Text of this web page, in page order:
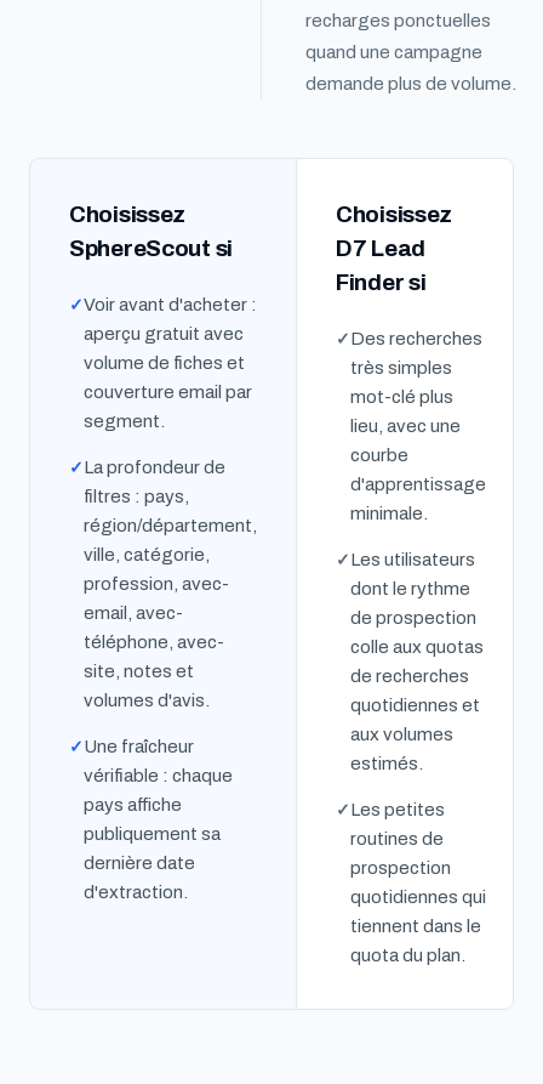
recharges ponctuelles
quand une campagne
demande plus de volume.
Choisissez
SphereScout si
Voir avant d'acheter :
aperçu gratuit avec
volume de fiches et
couverture email par
segment.
La profondeur de
filtres : pays,
région/département,
ville, catégorie,
profession, avec-
email, avec-
téléphone, avec-
site, notes et
volumes d'avis.
Une fraîcheur
vérifiable : chaque
pays affiche
publiquement sa
dernière date
d'extraction.
Choisissez
D7 Lead
Finder si
Des recherches
très simples
mot-clé plus
lieu, avec une
courbe
d'apprentissage
minimale.
Les utilisateurs
dont le rythme
de prospection
colle aux quotas
de recherches
quotidiennes et
aux volumes
estimés.
Les petites
routines de
prospection
quotidiennes qui
tiennent dans le
quota du plan.